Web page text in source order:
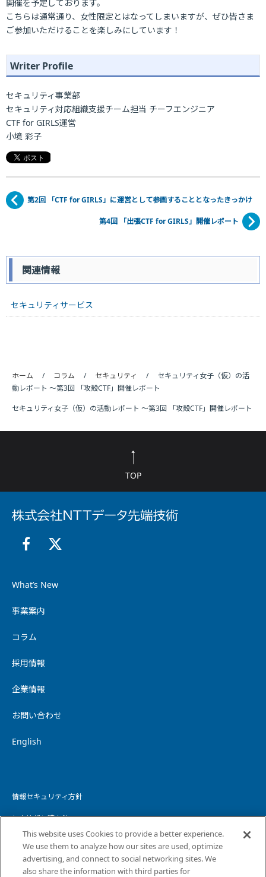
開催を予定しております。
こちらは通常通り、女性限定とはなってしまいますが、ぜひ皆さま
ご参加いただけることを楽しみにしています！
Writer Profile
セキュリティ事業部
セキュリティ対応組織支援チーム担当 チーフエンジニア
CTF for GIRLS運営
小境 彩子
第2回 「CTF for GIRLS」に運営として参画することとなったきっかけ
第4回 「出張CTF for GIRLS」開催レポート
関連情報
セキュリティサービス
ホーム コラム セキュリティ
セキュリティ女子（仮）の活
動レポート ～第3回 「攻殻CTF」開催レポート
セキュリティ女子（仮）の活動レポート ～第3回 「攻殻CTF」開催レポート
TOP
What’s New
事業案内
コラム
採用情報
企業情報
お問い合わせ
English
情報セキュリティ方針
個人情報保護方針
ウェブサイトプライバシーポリシー
This website uses Cookies to provide a better experience.
We use them to analyze how our sites are used, optimize
advertising, and connect to social networking sites. We
also share the information with third parties for